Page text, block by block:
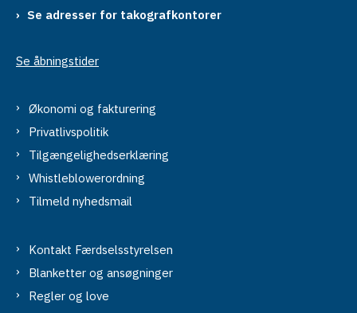
Se adresser for takografkontorer
Se åbningstider
Økonomi og fakturering
Privatlivspolitik
Tilgængelighedserklæring
Whistleblowerordning
Tilmeld nyhedsmail
Kontakt Færdselsstyrelsen
Blanketter og ansøgninger
Regler og love